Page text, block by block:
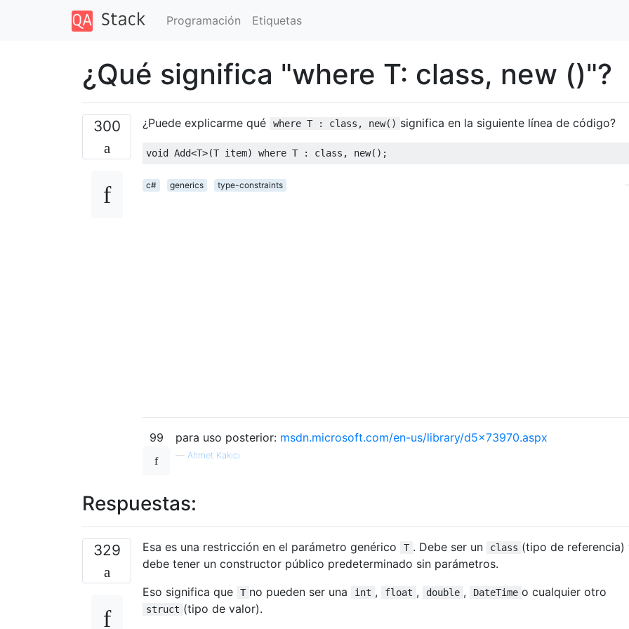
Programación Etiquetas
¿Qué significa "where T: class, new ()"?
300 ¿Puede explicarme qué where T : class, new() significa en la siguiente línea de código?
void Add<T>(T item) where T : class , new();
c# generics type-constraints
99 para uso posterior: msdn.microsoft.com/en-us/library/d5x73970.aspx
— Ahmet Kakıcı
Respuestas:
329 Esa es una restricción en el parámetro genérico T . Debe ser un class (tipo de referencia)
debe tener un constructor público predeterminado sin parámetros.
Eso significa que
T no pueden ser una int , float , double , DateTime o cualquier otro
struct (tipo de valor).